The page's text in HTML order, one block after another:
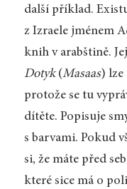
další příklad.
z Izraele jménem
knih v arabštině.
Dotyk(Masaas) lze
protože se tu
dítěte. Popisuje
s barvami. Pokud
si, že máte před
které sice má o